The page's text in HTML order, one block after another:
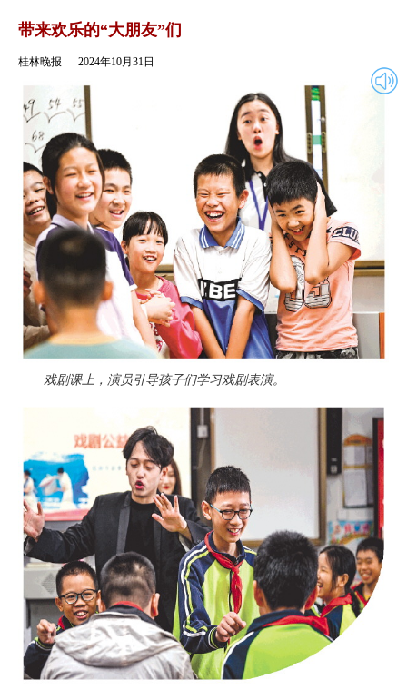
2024年10月31日
带来欢乐的“大朋友”们
桂林晚报 2024年10月31日
戏剧课上，演员引导孩子们学习戏剧表演。